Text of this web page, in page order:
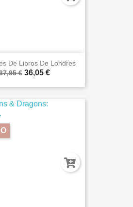
De Libros De Londres
€ 36,05 €